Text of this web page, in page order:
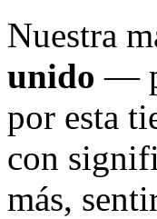
Nuestra
unido —
por esta
con
más,